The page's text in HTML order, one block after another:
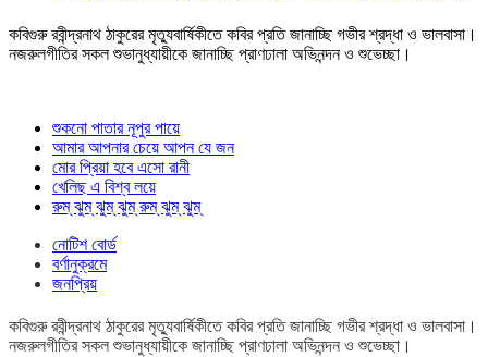
কবিগুরু রবীন্দ্রনাথ ঠাকুরের মৃত্যুবার্ষিকীতে কবির প্রতি জানাচ্ছি গভীর শ্রদ্ধা ও ভালবাসা।
নজরুলগীতির সকল শুভানুধ্যায়ীকে জানাচ্ছি প্রাণঢালা অভিনন্দন ও শুভেচ্ছা।
শুকনো পাতার নূপুর পায়ে
আমার আপনার চেয়ে আপন যে জন
মোর প্রিয়া হবে এসো রানী
খেলিছ এ বিশ্ব লয়ে
রুম্ ঝুম্ ঝুম্ ঝুম্ রুম্ ঝুম্ ঝুম্
নোটিশ বোর্ড
বর্ণানুক্রমে
জনপ্রিয়
কবিগুরু রবীন্দ্রনাথ ঠাকুরের মৃত্যুবার্ষিকীতে কবির প্রতি জানাচ্ছি গভীর শ্রদ্ধা ও ভালবাসা।
নজরুলগীতির সকল শুভানুধ্যায়ীকে জানাচ্ছি প্রাণঢালা অভিনন্দন ও শুভেচ্ছা।